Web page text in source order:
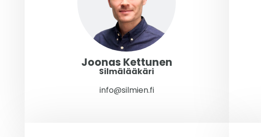
Joonas Kettunen
Silmälääkäri
info@silmien.fi